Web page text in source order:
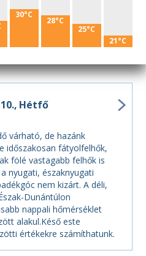
30°C
28°C
25°C
21°C
Hétfő
várható, de hazánk
időszakosan fátyolfelhők,
fölé vastagabb felhők is
nyugati, északnyugati
nem kizárt. A déli,
Dunántúlon
nappali hőmérséklet
alakul.Késő este
értékekre számíthatunk.